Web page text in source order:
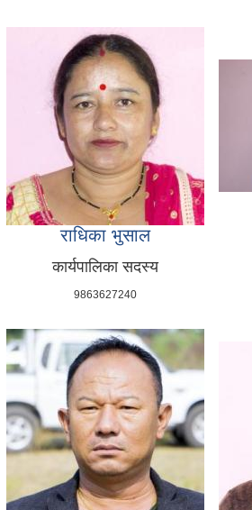
राधिका भुसाल
कार्यपालिका सदस्य
9863627240